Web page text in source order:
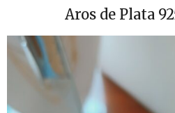
Aros de Plata